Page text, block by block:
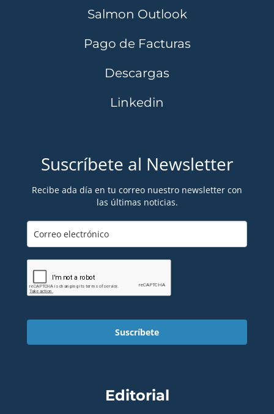
Salmon Outlook
Pago de Facturas
Descargas
Linkedin
Suscríbete al Newsletter
Recibe ada día en tu correo nuestro newsletter con
las últimas noticias.
Suscríbete
Editorial